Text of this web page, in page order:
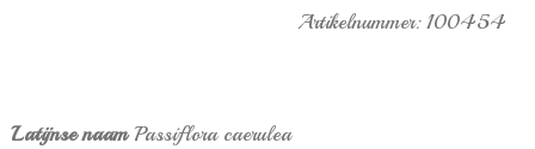
Artikelnummer: 100454
Latijnse naam Passiflora caerulea